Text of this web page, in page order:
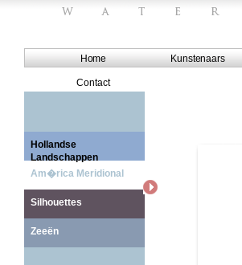
Home Kunstenaars
Contact
Hollandse
Landschappen
Am�rica Meridional
Silhouettes
Zeeën